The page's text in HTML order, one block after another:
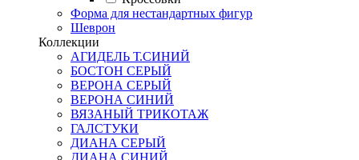
Форма для нестандартных фигур
Шеврон
Коллекции
АГИДЕЛЬ Т.СИНИЙ
БОСТОН СЕРЫЙ
ВЕРОНА СЕРЫЙ
ВЕРОНА СИНИЙ
ВЯЗАНЫЙ ТРИКОТАЖ
ГАЛСТУКИ
ДИАНА СЕРЫЙ
ДИАНА СИНИЙ